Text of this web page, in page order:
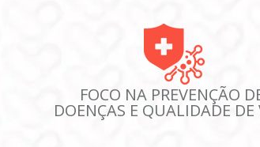
FOCO NA PREVENÇÃO
DOENÇAS E QUALIDADE DE